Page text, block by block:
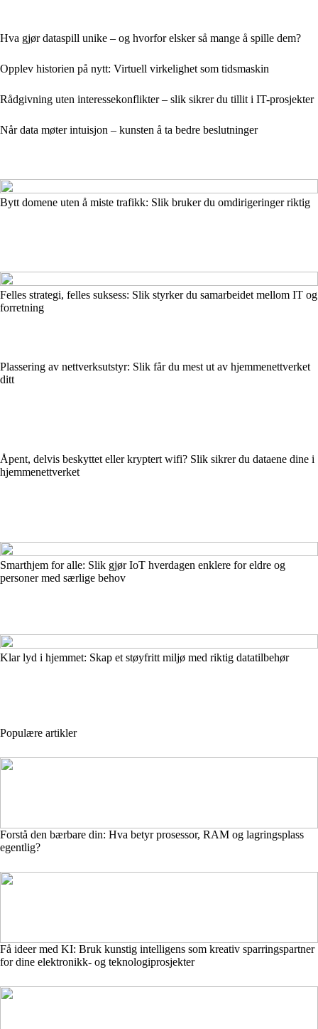
Hva gjør dataspill unike – og hvorfor elsker så mange å spille dem?
Opplev historien på nytt: Virtuell virkelighet som tidsmaskin
Rådgivning uten interessekonflikter – slik sikrer du tillit i IT-prosjekter
Når data møter intuisjon – kunsten å ta bedre beslutninger
Bytt domene uten å miste trafikk: Slik bruker du omdirigeringer riktig
Felles strategi, felles suksess: Slik styrker du samarbeidet mellom IT og
forretning
Plassering av nettverksutstyr: Slik får du mest ut av hjemmenettverket
ditt
Åpent, delvis beskyttet eller kryptert wifi? Slik sikrer du dataene dine i
hjemmenettverket
Smarthjem for alle: Slik gjør IoT hverdagen enklere for eldre og
personer med særlige behov
Klar lyd i hjemmet: Skap et støyfritt miljø med riktig datatilbehør
Populære artikler
Forstå den bærbare din: Hva betyr prosessor, RAM og lagringsplass
egentlig?
Få ideer med KI: Bruk kunstig intelligens som kreativ sparringspartner
for dine elektronikk- og teknologiprosjekter